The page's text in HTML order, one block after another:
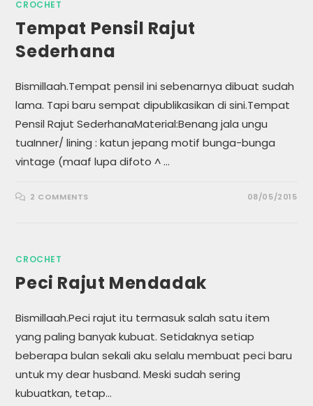
CROCHET
Tempat Pensil Rajut
Sederhana
Bismillaah.Tempat pensil ini sebenarnya dibuat sudah
lama. Tapi baru sempat dipublikasikan di sini.Tempat
Pensil Rajut SederhanaMaterial:Benang jala ungu
tuaInner/ lining : katun jepang motif bunga-bunga
vintage (maaf lupa difoto ^ …
2 COMMENTS 08/05/2015
CROCHET
Peci Rajut Mendadak
Bismillaah.Peci rajut itu termasuk salah satu item
yang paling banyak kubuat. Setidaknya setiap
beberapa bulan sekali aku selalu membuat peci baru
untuk my dear husband. Meski sudah sering
kubuatkan, tetap…